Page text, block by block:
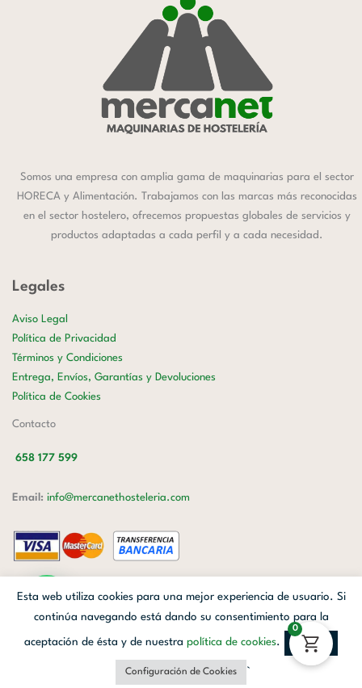
Somos una empresa con amplia gama de maquinarias para el sector
HORECA y Alimentación. Trabajamos con las marcas más reconocidas
en el sector hostelero, ofrecemos propuestas globales de servicios y
productos adaptadas a cada perfil y a cada necesidad.
Legales
Aviso Legal
Política de Privacidad
Términos y Condiciones
Entrega, Envíos, Garantías y Devoluciones
Política de Cookies
Contacto
658 177 599
Email: info@mercanethosteleria.com
Mercanet © 2026.| Diseñado porAvanzada Digital| Webmaster
Facebook Linkedin Instagram
Esta web utiliza cookies para una mejor experiencia de usuario. Si
continúa navegando está dando su consentimiento para la
aceptación de ésta y de nuestra política de cookies. Aceptar
Configuración de Cookies `
0